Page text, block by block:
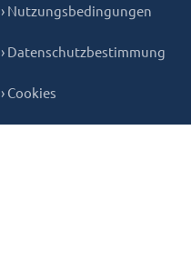
› Nutzungsbedingungen
› Datenschutzbestimmung
› Cookies